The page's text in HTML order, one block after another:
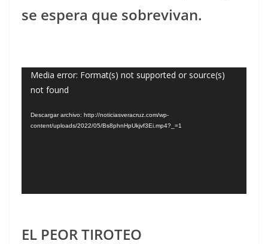
se espera que sobrevivan.
Reproductor
de
Media error: Format(s) not supported or source(s)
not found
Descargar archivo: http://noticiasveracruz.com/wp-
content/uploads/2022/05/Bs8phnHpUkjvf3Ei.mp4?_=1
EL PEOR TIROTEO